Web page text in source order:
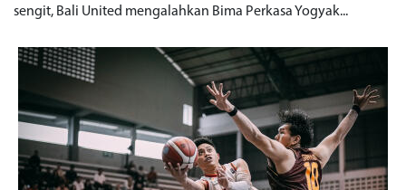
sengit, Bali United mengalahkan Bima Perkasa Yogyak...